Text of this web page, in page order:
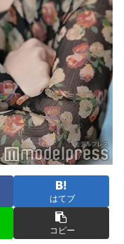
はてブ
コピー